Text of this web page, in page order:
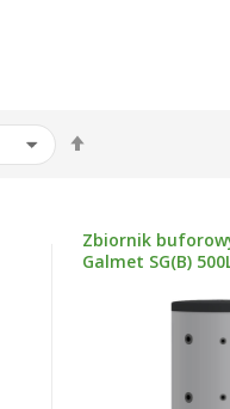
Zbiornik
Galmet SG(B)